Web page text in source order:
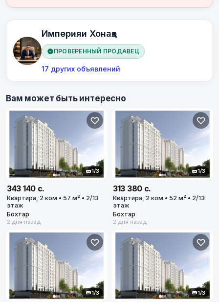
Империяи Хонаҳо
ПРОВЕРЕННЫЙ ПРОДАВЕЦ
17 других объявлений
Вам может быть интересно
1/3
343 140 с.
Квартира, 2 ком • 57 м² • 2/13
этаж
Бохтар
2 дня назад
1/3
313 380 с.
Квартира, 2 ком • 52 м² • 2/13
этаж
Бохтар
2 дня назад
1/3 1/3